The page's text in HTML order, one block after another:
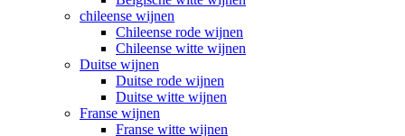
chileense wijnen
Chileense rode wijnen
Chileense witte wijnen
Duitse wijnen
Duitse rode wijnen
Duitse witte wijnen
Franse wijnen
Franse witte wijnen